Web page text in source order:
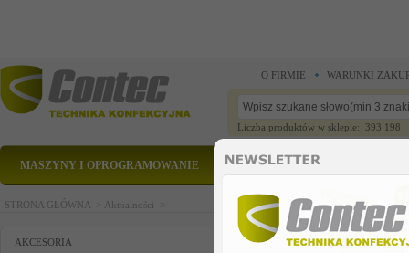
O FIRMIE WARUNKI
Liczba produktów w sklepie: 393 198
MASZYNY I OPROGRAMOWANIE CZĘŚCI ZAMIENNE
STRONA GŁÓWNA > Aktualności >
AKCESORIA